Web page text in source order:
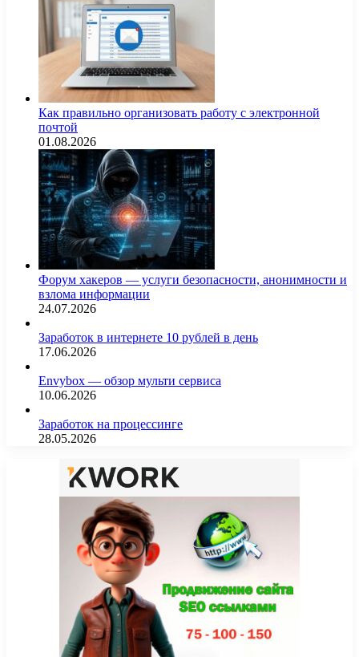
Как правильно организовать работу с электронной
почтой
01.08.2026
Форум хакеров — услуги безопасности, анонимности и
взлома информации
24.07.2026
Заработок в интернете 10 рублей в день
17.06.2026
Envybox — обзор мульти сервиса
10.06.2026
Заработок на процессинге
28.05.2026